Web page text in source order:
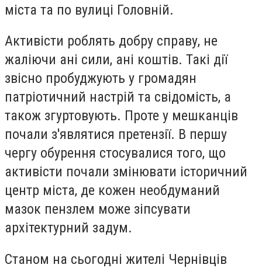
міста та по вулиці Головній.
Активісти роблять добру справу, не
жаліючи ані сили, ані коштів. Такі дії
звісно пробуджують у громадян
патріотичний настрій та свідомість, а
також згуртовують. Проте у мешканців
почали з'являтися претензії. В першу
чергу обурення стосувалися того, що
активісти почали змінювати історичний
центр міста, де кожен необдуманий
мазок пензлем може зіпсувати
архітектурний задум.
Станом на сьогодні жителі Чернівців